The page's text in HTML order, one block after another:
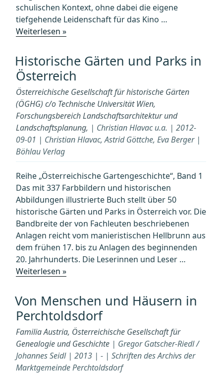
schulischen Kontext, ohne dabei die eigene
tiefgehende Leidenschaft für das Kino …
Weiterlesen »„THE
HYPOTHESIS
—
Teaching
Cinema
in
the
Classroom
and
Historische Gärten und Parks in
Österreich
Österreichische Gesellschaft für historische Gärten
(ÖGHG) c/o Technische Universität Wien,
Forschungsbereich Landschaftsarchitektur und
Landschaftsplanung, | Christian Hlavac u.a. | 2012-
09-01 | Christian Hlavac, Astrid Göttche, Eva Berger |
Böhlau Verlag
Reihe „Österreichische Gartengeschichte“, Band 1
Das mit 337 Farbbildern und historischen
Abbildungen illustrierte Buch stellt über 50
historische Gärten und Parks in Österreich vor. Die
Bandbreite der von Fachleuten beschriebenen
Anlagen reicht vom manieristischen Hellbrunn aus
dem frühen 17. bis zu Anlagen des beginnenden
20. Jahrhunderts. Die Leserinnen und Leser …
Weiterlesen »„Historische
und
Parks
in
Österreich“
Von Menschen und Häusern in
Perchtoldsdorf
Familia Austria, Österreichische Gesellschaft für
Genealogie und Geschichte | Gregor Gatscher-Riedl /
Johannes Seidl | 2013 | - | Schriften des Archivs der
Marktgemeinde Perchtoldsdorf